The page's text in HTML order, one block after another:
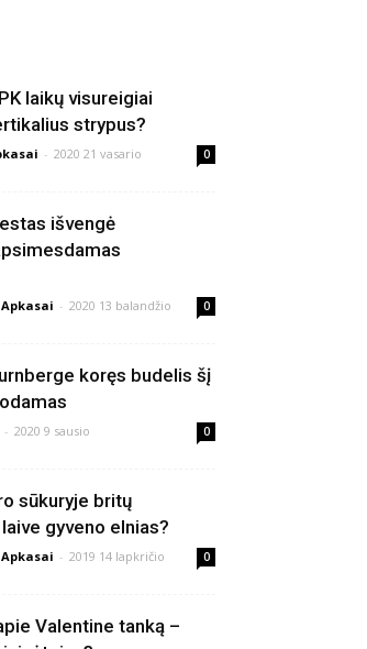
laikų visureigiai
strypus?
- 2020 21 vasario 0
išvengė
Apkasai - 2020 13 balandžio 0
koręs budelis šį
- 2020 9 sausio 0
sūkuryje britų
gyveno elnias?
Apkasai - 2019 14 lapkričio 0
Valentine tanką –